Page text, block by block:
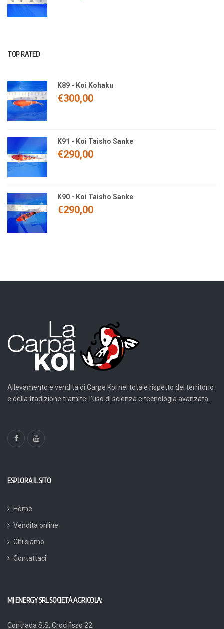
TOP RATED
K89 - Koi Kohaku
€300,00
K91 - Koi Taisho Sanke
€290,00
K90 - Koi Taisho Sanke
€290,00
Allevamento e vendita di Carpe Koi nel totale rispetto del territorio
e della tradizione tramite l’uso di scienza e tecnologia avanzata.
ESPLORA IL SITO
Home
Vendita online
Chi siamo
Contattaci
MJ ENERGY SRL SOCIETÀ AGRICOLA:
Contrada S.S. Crocifisso 22